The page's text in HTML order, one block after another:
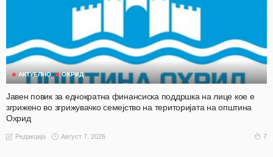
АКТУЕЛНО ОХРИД
Јавен повик за еднократна финансиска поддршка на лице кое е
згрижено во згрижувачко семејство на територијата на општина
Охрид
Редакција Август 7, 2026 7